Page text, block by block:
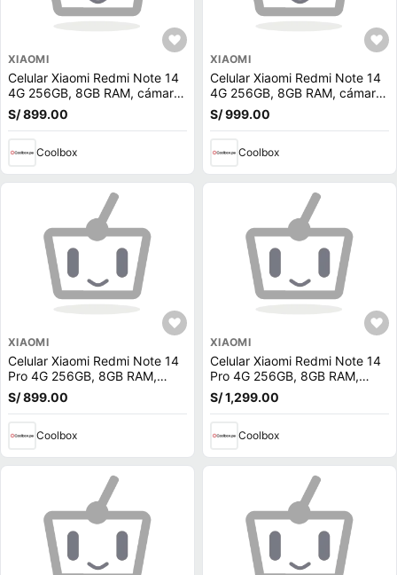
XIAOMI
Celular Xiaomi Redmi Note 14
4G 256GB, 8GB RAM, cámara
trasera 108MP y frontal 20MP,
6.67'', verde
S/ 899.00
Coolbox
XIAOMI
Celular Xiaomi Redmi Note 14
4G 256GB, 8GB RAM, cámara
trasera 108MP y frontal 20MP,
6.67'', azul + Audífonos Buds 6
S/ 999.00
Coolbox
XIAOMI
Celular Xiaomi Redmi Note 14
Pro 4G 256GB, 8GB RAM,
cámara trasera 200MP y
frontal 32MP, 6.67'', negro
S/ 899.00
Coolbox
XIAOMI
Celular Xiaomi Redmi Note 14
Pro 4G 256GB, 8GB RAM,
cámara trasera 200MP y
frontal 16MP, 6.67'', morado
S/ 1,299.00
Coolbox